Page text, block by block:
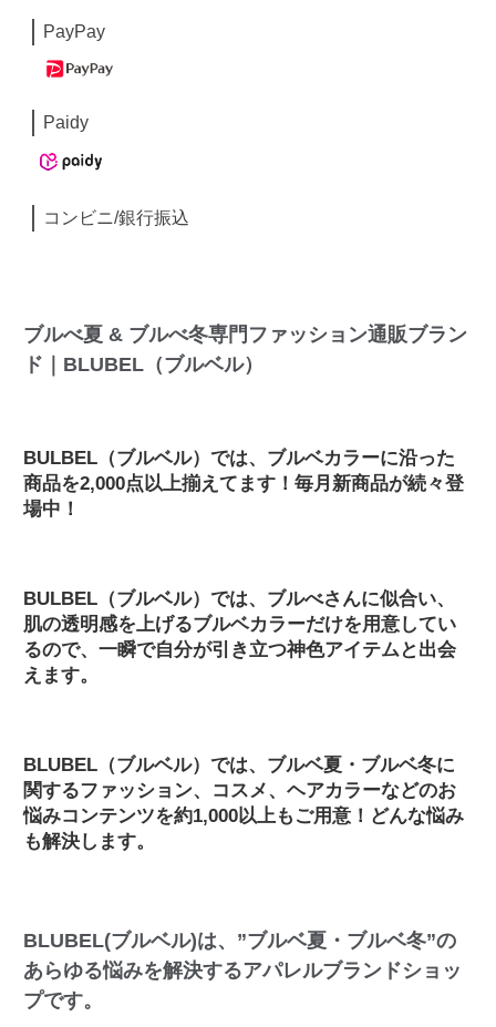
PayPay
Paidy
コンビニ/銀行振込
ブルべ夏 & ブルべ冬専門ファッション通販ブラン
ド｜BLUBEL（ブルベル）
BULBEL（ブルベル）では、ブルベカラーに沿った
商品を2,000点以上揃えてます！毎月新商品が続々登
場中！
BULBEL（ブルベル）では、ブルべさんに似合い、
肌の透明感を上げるブルベカラーだけを用意してい
るので、一瞬で自分が引き立つ神色アイテムと出会
えます。
BLUBEL（ブルベル）では、ブルベ夏・ブルベ冬に
関するファッション、コスメ、ヘアカラーなどのお
悩みコンテンツを約1,000以上もご用意！どんな悩み
も解決します。
BLUBEL(ブルベル)は、”ブルベ夏・ブルベ冬”の
あらゆる悩みを解決するアパレルブランドショッ
プです。